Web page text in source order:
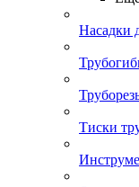
Насадки
Тиски